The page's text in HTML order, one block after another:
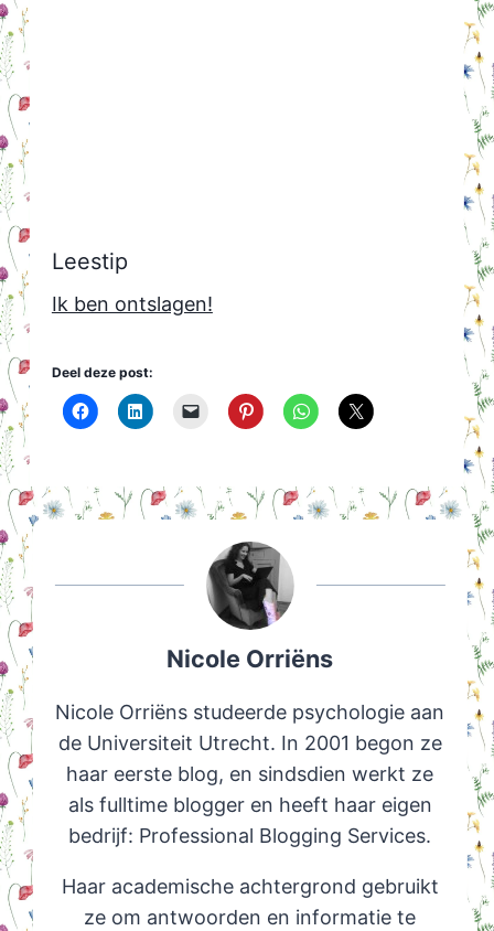
Leestip
Ik ben ontslagen!
Deel deze post:
Nicole Orriëns
Nicole Orriëns studeerde psychologie aan
de Universiteit Utrecht. In 2001 begon ze
haar eerste blog, en sindsdien werkt ze
als fulltime blogger en heeft haar eigen
bedrijf: Professional Blogging Services.
Haar academische achtergrond gebruikt
ze om antwoorden en informatie te